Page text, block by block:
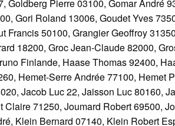
Pierre 03100, Gomar André
Gori Roland 13006, Goudet Yves
Francis 50100, Grangier Geoffroy
18200, Groc Jean-Claude 82000,
Finlande, Haase Thomas 92400,
Hemet-Serre Andrée 77100, Hemet
Jacob Luc 22, Jaisson Luc 80160,
71250, Joumard Robert 69500,
Klein Bernard 07140, Klein Robert